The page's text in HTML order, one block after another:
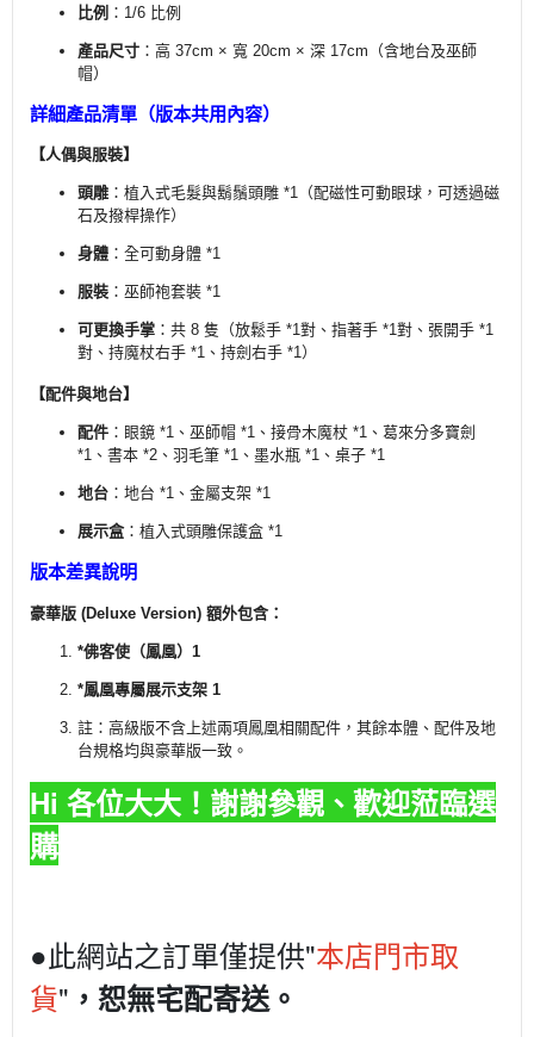
比例 ：1/6 比例
產品尺寸 ：高 37cm × 寬 20cm × 深 17cm（含地台及巫師
帽）
詳細產品清單（版本共用內容）
【人偶與服裝】
頭雕 ：植入式毛髮與鬍鬚頭雕 *1（配磁性可動眼球，可透過磁
石及撥桿操作）
身體 ：全可動身體 *1
服裝 ：巫師袍套裝 *1
可更換手掌 ：共 8 隻（放鬆手 *1對、指著手 *1對、張開手 *1
對、持魔杖右手 *1、持劍右手 *1）
【配件與地台】
配件 ：眼鏡 *1、巫師帽 *1、接骨木魔杖 *1、葛來分多寶劍
*1、書本 *2、羽毛筆 *1、墨水瓶 *1、桌子 *1
地台 ：地台 *1、金屬支架 *1
展示盒：植入式頭雕保護盒 *1
版本差異說明
豪華版 (Deluxe Version) 額外包含：
*佛客使（鳳凰）1
*鳳凰專屬展示支架 1
註：高級版不含上述兩項鳳凰相關配件，其餘本體、配件及地
台規格均與豪華版一致。
Hi 各位大大！謝謝參觀、歡迎蒞臨選
購
●此網站之訂單僅提供"本店門市取
貨" ，恕無宅配寄送。